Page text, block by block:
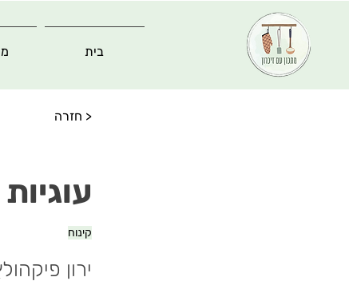
בית
< חזרה
קינוח
ירון